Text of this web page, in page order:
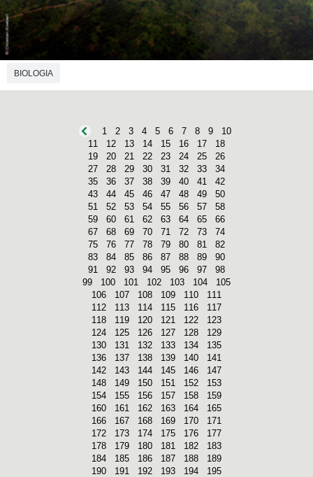
BIOLOGIA
1 2 3 4 5 6 7 8 9
10
11
12 13 14 15 16 17
18
19
20 21 22 23 24 25
26
27
28 29 30 31 32 33
34
35
36 37 38 39 40 41
42
43
44 45 46 47 48 49
50
51
52 53 54 55 56 57
58
59
60 61 62 63 64 65
66
67
68 69 70 71 72 73
74
75
76 77 78 79 80 81
82
83
84 85 86 87 88 89
90
91
92 93 94 95 96 97
98
99
100 101 102 103 104
105
106
107 108 109 110
111
112
113 114 115 116
117
118
119 120 121 122
123
124
125 126 127 128
129
130
131 132 133 134
135
136
137 138 139 140
141
142
143 144 145 146
147
148
149 150 151 152
153
154
155 156 157 158
159
160
161 162 163 164
165
166
167 168 169 170
171
172
173 174 175 176
177
178
179 180 181 182
183
184
185 186 187 188
189
190
191 192 193 194
195